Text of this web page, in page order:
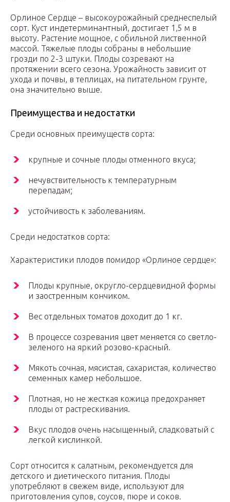
Орлиное Сердце – высокоурожайный среднеспелый
сорт. Куст индетерминантный, достигает 1,5 м в
высоту. Растение мощное, с обильной лиственной
массой. Тяжелые плоды собраны в небольшие
грозди по 2-3 штуки. Плоды созревают на
протяжении всего сезона. Урожайность зависит от
ухода и почвы, в теплицах, на питательном грунте,
она значительно выше.
Преимущества и недостатки
Среди основных преимуществ сорта:
крупные и сочные плоды отменного вкуса;
нечувствительность к температурным
перепадам;
устойчивость к заболеваниям.
Среди недостатков сорта:
Характеристики плодов помидор «Орлиное сердце»:
Плоды крупные, округло-сердцевидной формы
и заостренным кончиком.
Вес отдельных томатов доходит до 1 кг.
В процессе созревания цвет меняется со светло-
зеленого на яркий розово-красный.
Мякоть сочная, мясистая, сахаристая, количество
семенных камер небольшое.
Плотная, но не жесткая кожица предохраняет
плоды от растрескивания.
Вкус плодов очень насыщенный, сладковатый с
легкой кислинкой.
Сорт относится к салатным, рекомендуется для
детского и диетического питания. Плоды
употребляют в свежем виде, используют для
приготовления супов, соусов, пюре и соков.